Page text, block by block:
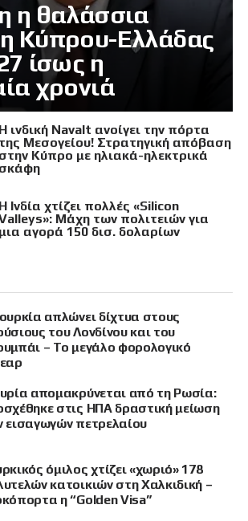
η θαλάσσια
Κύπρου-Ελλάδας
ίσως η
χρονιά
Η ινδική Navalt ανοίγει την πόρτα
της Μεσογείου! Στρατηγική απόβαση
στην Κύπρο με ηλιακά-ηλεκτρικά
σκάφη
Η Ινδία χτίζει πολλές «Silicon
Μάχη των πολιτειών για
μια αγορά 150 δισ. δολαρίων
απλώνει δίχτυα στους
του Λονδίνου και του
– Το μεγάλο φορολογικό
απομακρύνεται από τη Ρωσία:
στις ΗΠΑ δραστική μείωση
εισαγωγών πετρελαίου
όμιλος χτίζει «χωριό» 178
κατοικιών στη Χαλκιδική –
η “Golden Visa”